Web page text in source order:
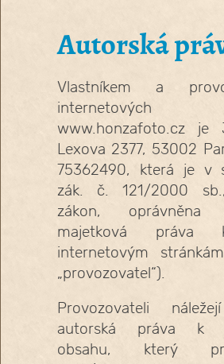
Autorská
Vlastníkem a
internetových
www.honzafoto.cz je
Lexova 2377, 53002
75362490, která je v
zák. č. 121/2000
zákon, oprávněna
majetková práva
internetovým
„provozovatel“).
Provozovateli
autorská práva k
obsahu, který